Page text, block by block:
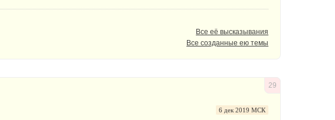
Все её высказывания
Все созданные ею темы
29
6 дек 2019 МСК